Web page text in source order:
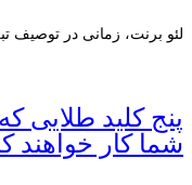
لئو برنت، زمانی در توصیف
پنج کلید طلایی
شما کار خواهند